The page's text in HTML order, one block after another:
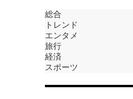
総合
トレンド
エンタメ
旅行
経済
スポーツ